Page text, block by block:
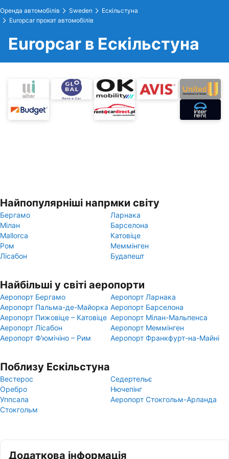
Оренда автомобілів Sweden
Ескільстуна
Europcar прокат автомобілів
Europcar в Ескільстуна
Найпопулярніші напрмки світу
Бергамо
Ларнака
Мілан
Барселона
Mallorca
Катовіце
Ром
Меммінген
Лісабон
Будапешт
Найбільші у світі аеропорти
Аеропорт Бергамо
Аеропорт Ларнака
Аеропорт Пальма-де-Майорка Аеропорт Барселона
Аеропорт Пижовіце – Катовіце Аеропорт Мілан-Мальпенса
Аеропорт Лісабон
Аеропорт Меммінген
Аеропорт Ф'юмічіно – Рим
Аеропорт Франкфурт-на-Майні
Поблизу Ескільстуна
Вестерос
Седертельє
Оребро
Нючепінг
Уппсала
Аеропорт Стокгольм-Арланда
Стокгольм
Додаткова інформація